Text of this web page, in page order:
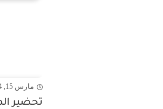
مارس 15, 2024
تحضير